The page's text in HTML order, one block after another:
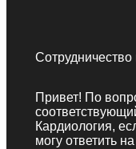
Сотрудничество
Привет! По
Кардиология,
могу ответить